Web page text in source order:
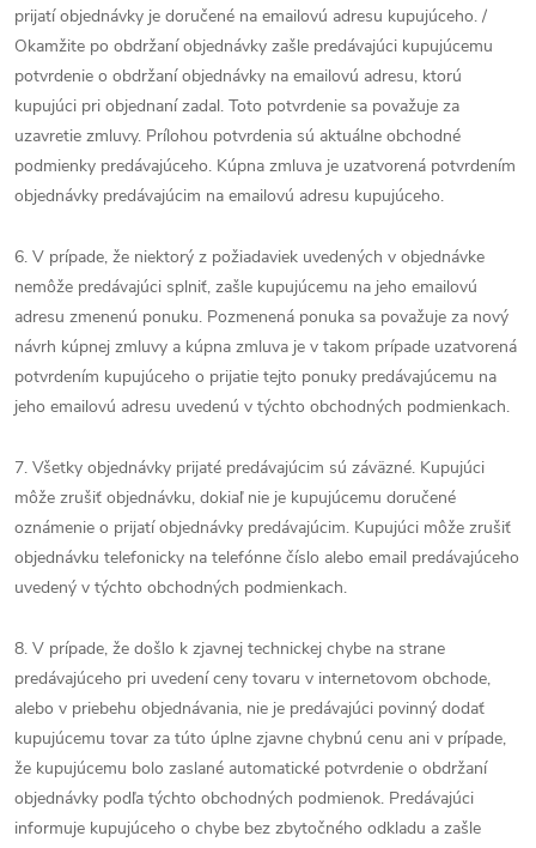
prijatí objednávky je doručené na emailovú adresu kupujúceho. /
Okamžite po obdržaní objednávky zašle predávajúci kupujúcemu
potvrdenie o obdržaní objednávky na emailovú adresu, ktorú
kupujúci pri objednaní zadal. Toto potvrdenie sa považuje za
uzavretie zmluvy. Prílohou potvrdenia sú aktuálne obchodné
podmienky predávajúceho. Kúpna zmluva je uzatvorená potvrdením
objednávky predávajúcim na emailovú adresu kupujúceho.
6. V prípade, že niektorý z požiadaviek uvedených v objednávke
nemôže predávajúci splniť, zašle kupujúcemu na jeho emailovú
adresu zmenenú ponuku. Pozmenená ponuka sa považuje za nový
návrh kúpnej zmluvy a kúpna zmluva je v takom prípade uzatvorená
potvrdením kupujúceho o prijatie tejto ponuky predávajúcemu na
jeho emailovú adresu uvedenú v týchto obchodných podmienkach.
7. Všetky objednávky prijaté predávajúcim sú záväzné. Kupujúci
môže zrušiť objednávku, dokiaľ nie je kupujúcemu doručené
oznámenie o prijatí objednávky predávajúcim. Kupujúci môže zrušiť
objednávku telefonicky na telefónne číslo alebo email predávajúceho
uvedený v týchto obchodných podmienkach.
8. V prípade, že došlo k zjavnej technickej chybe na strane
predávajúceho pri uvedení ceny tovaru v internetovom obchode,
alebo v priebehu objednávania, nie je predávajúci povinný dodať
kupujúcemu tovar za túto úplne zjavne chybnú cenu ani v prípade,
že kupujúcemu bolo zaslané automatické potvrdenie o obdržaní
objednávky podľa týchto obchodných podmienok. Predávajúci
informuje kupujúceho o chybe bez zbytočného odkladu a zašle